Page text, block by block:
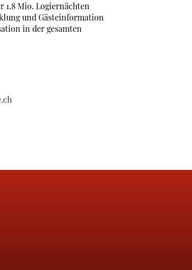
1.8 Mio. Logiernächten
und Gästeinformation
in der gesamten